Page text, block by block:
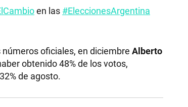
en las #EleccionesArgentina
números oficiales, en diciembre Alberto
obtenido 48% de los votos,
32% de agosto.